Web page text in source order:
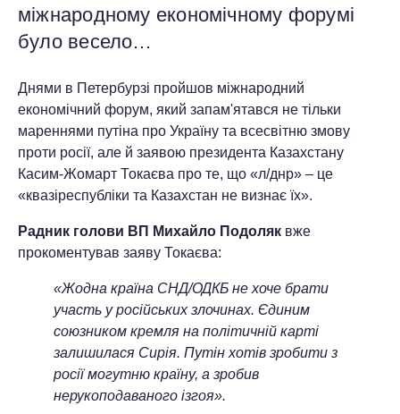
міжнародному економічному форумі
було весело…
Днями в Петербурзі пройшов міжнародний
економічний форум, який запам'ятався не тільки
мареннями путіна про Україну та всесвітню змову
проти росії, але й заявою президента Казахстану
Касим-Жомарт Токаєва про те, що «л/днр» – це
«квазіреспубліки та Казахстан не визнає їх».
Радник голови ВП Михайло Подоляк вже
прокоментував заяву Токаєва:
«Жодна країна СНД/ОДКБ не хоче брати
участь у російських злочинах. Єдиним
союзником кремля на політичній карті
залишилася Сирія. Путін хотів зробити з
росії могутню країну, а зробив
нерукоподаваного ізгоя».